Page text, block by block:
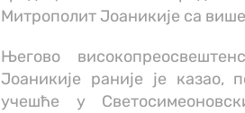
Митрополит Јоаникије са
Његово
Јоаникије раније је казао,
учешће у